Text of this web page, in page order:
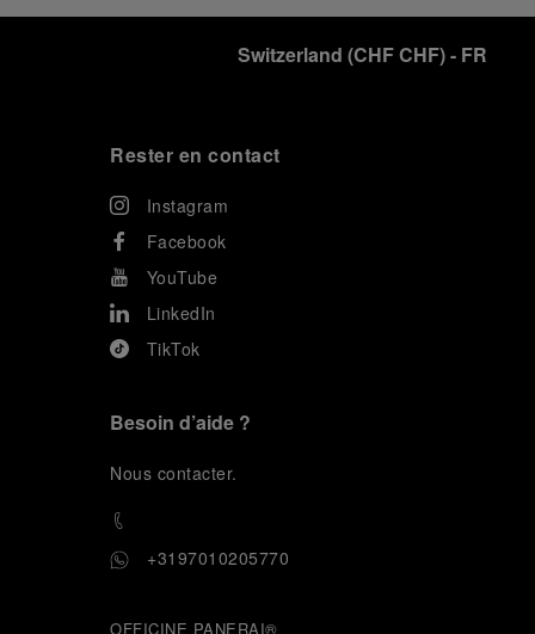
Switzerland (CHF CHF)- FR
Rester en contact
Instagram
Facebook
YouTube
LinkedIn
TikTok
Besoin d’aide ?
Nous contacter.
+3197010205770
OFFICINE PANERAI®